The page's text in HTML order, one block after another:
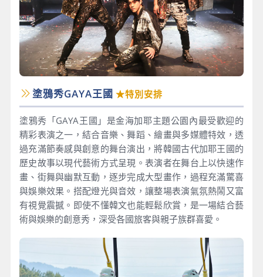
塗鴉秀GAYA王國 ★特別安排
塗鴉秀「GAYA王國」是金海加耶主題公園內最受歡迎的
精彩表演之一，結合音樂、舞蹈、繪畫與多媒體特效，透
過充滿節奏感與創意的舞台演出，將韓國古代加耶王國的
歷史故事以現代藝術方式呈現。表演者在舞台上以快速作
畫、街舞與幽默互動，逐步完成大型畫作，過程充滿驚喜
與娛樂效果。搭配燈光與音效，讓整場表演氣氛熱鬧又富
有視覺震撼。即使不懂韓文也能輕鬆欣賞，是一場結合藝
術與娛樂的創意秀，深受各國旅客與親子族群喜愛。